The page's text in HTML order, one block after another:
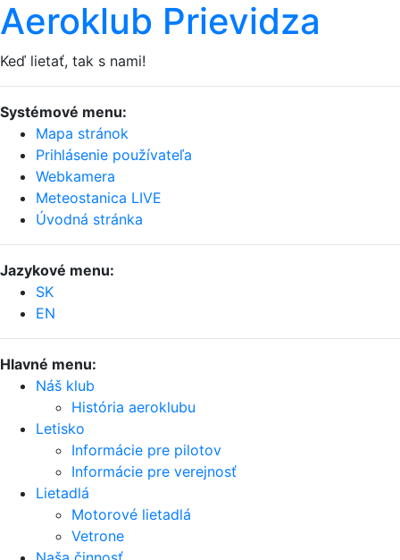
Aeroklub Prievidza
Keď lietať, tak s nami!
Systémové menu:
Mapa stránok
Prihlásenie používateľa
Webkamera
Meteostanica LIVE
Úvodná stránka
Jazykové menu:
SK
EN
Hlavné menu:
Náš klub
História aeroklubu
Letisko
Informácie pre pilotov
Informácie pre verejnosť
Lietadlá
Motorové lietadlá
Vetrone